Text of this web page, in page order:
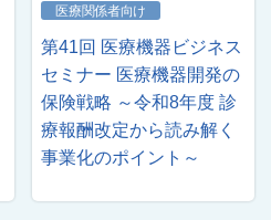
医療関係者向け
第41回 医療機器ビジネス
セミナー 医療機器開発の
保険戦略 ～令和8年度 診
療報酬改定から読み解く
事業化のポイント～